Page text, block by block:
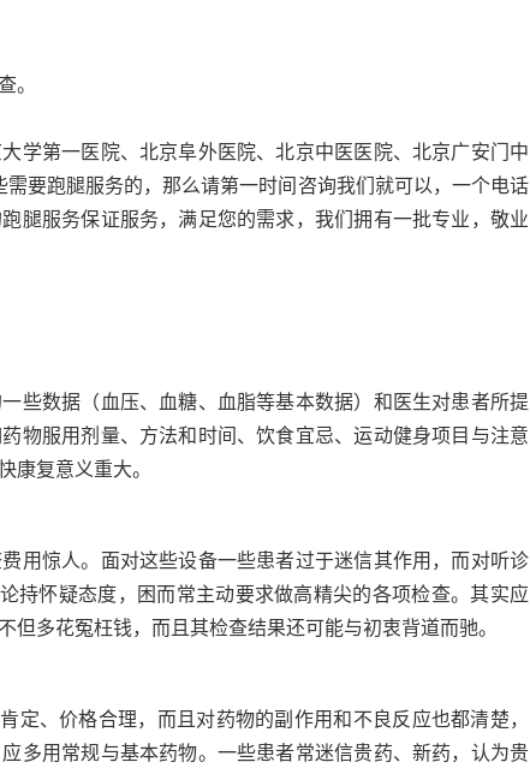
。
学第一医院、北京阜外医院、北京中医医院、北京广安门中
要跑腿服务的，那么请第一时间咨询我们就可以，一个电话
腿服务保证服务，满足您的需求，我们拥有一批专业，敬业
些数据（血压、血糖、血脂等基本数据）和医生对患者所提
物服用剂量、方法和时间、饮食宜忌、运动健身项目与注意
康复意义重大。
用惊人。面对这些设备一些患者过于迷信其作用，而对听诊
持怀疑态度，困而常主动要求做高精尖的各项检查。其实应
多花冤枉钱，而且其检查结果还可能与初衷背道而驰。
定、价格合理，而且对药物的副作用和不良反应也都清楚，
多用常规与基本药物。一些患者常迷信贵药、新药，认为贵